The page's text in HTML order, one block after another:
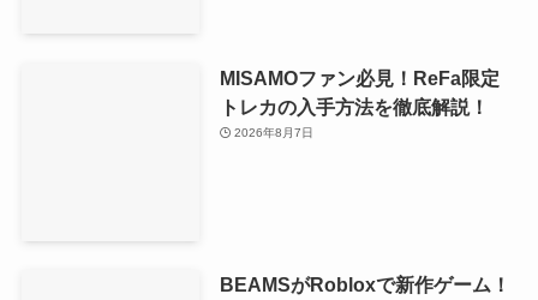
MISAMOファン必見！ReFa限定
トレカの入手方法を徹底解説！
2026年8月7日
BEAMSがRobloxで新作ゲーム！